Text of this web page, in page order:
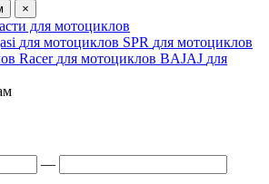
×
для мотоциклов
для мотоциклов SPR для мотоциклов
Racer для мотоциклов BAJAJ для
—